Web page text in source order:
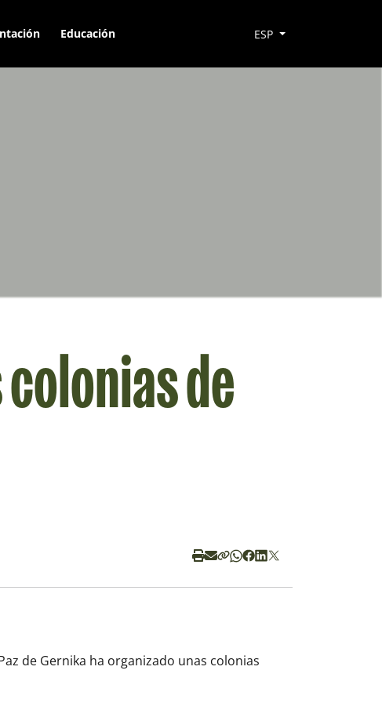
Educación ESP
de
de Gernika ha organizado unas colonias